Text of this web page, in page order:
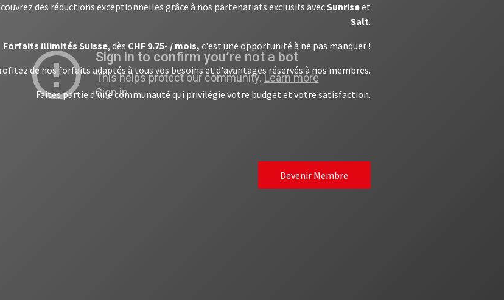
des réductions exceptionnelles grâce à nos partenariats exclusifs avecSunriseet
Salt.
Forfaits illimités Suisse, dès CHF 9.75- / mois, c'est une opportunité à ne pas manquer !
de nos forfaits adaptés à tous vos besoins et d'avantages réservés à nos membres.
Faites partie d'une communauté qui privilégie votre budget et votre satisfaction.
Devenir Membre